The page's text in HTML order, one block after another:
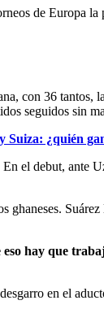
de Europa
con 36
seguidos sin
¿quién
el debut, ante
hay que
en el